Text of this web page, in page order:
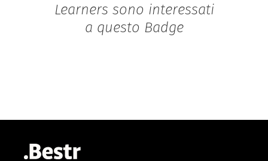
Learners sono interessati
a questo Badge